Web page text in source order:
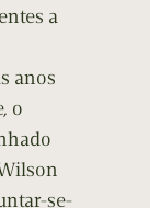
a
anos
o
se-